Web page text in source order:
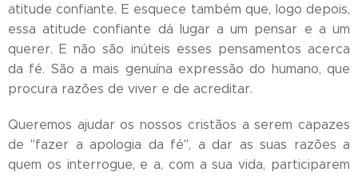
atitude confiante. E esquece também que, logo depois,
essa atitude confiante dá lugar a um pensar e a um
querer. E não são inúteis esses pensamentos acerca
da fé. São a mais genuína expressão do humano, que
procura razões de viver e de acreditar.
Queremos ajudar os nossos cristãos a serem capazes
de "fazer a apologia da fé", a dar as suas razões a
quem os interrogue, e a, com a sua vida, participarem